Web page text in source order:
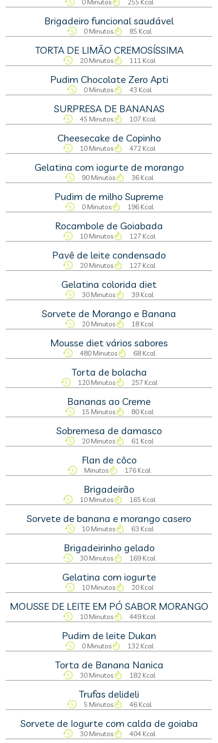
0 Minutos 255 Kcal
Brigadeiro funcional saudável
0 Minutos 85 Kcal
TORTA DE LIMÃO CREMOSÍSSIMA
20 Minutos 111 Kcal
Pudim Chocolate Zero Apti
0 Minutos 43 Kcal
SURPRESA DE BANANAS
45 Minutos 107 Kcal
Cheesecake de Copinho
10 Minutos 472 Kcal
Gelatina com iogurte de morango
90 Minutos 36 Kcal
Pudim de milho Supreme
0 Minutos 196 Kcal
Rocambole de Goiabada
10 Minutos 127 Kcal
Pavê de leite condensado
20 Minutos 127 Kcal
Gelatina colorida diet
30 Minutos 39 Kcal
Sorvete de Morango e Banana
20 Minutos 18 Kcal
Mousse diet vários sabores
480 Minutos 68 Kcal
Torta de bolacha
120 Minutos 257 Kcal
Bananas ao Creme
15 Minutos 80 Kcal
Sobremesa de damasco
20 Minutos 61 Kcal
Flan de côco
Minutos 176 Kcal
Brigadeirão
10 Minutos 165 Kcal
Sorvete de banana e morango casero
10 Minutos 63 Kcal
Brigadeirinho gelado
30 Minutos 169 Kcal
Gelatina com iogurte
10 Minutos 20 Kcal
MOUSSE DE LEITE EM PÓ SABOR MORANGO
10 Minutos 449 Kcal
Pudim de leite Dukan
0 Minutos 132 Kcal
Torta de Banana Nanica
30 Minutos 182 Kcal
Trufas delideli
5 Minutos 46 Kcal
Sorvete de Iogurte com calda de goiaba
30 Minutos 404 Kcal